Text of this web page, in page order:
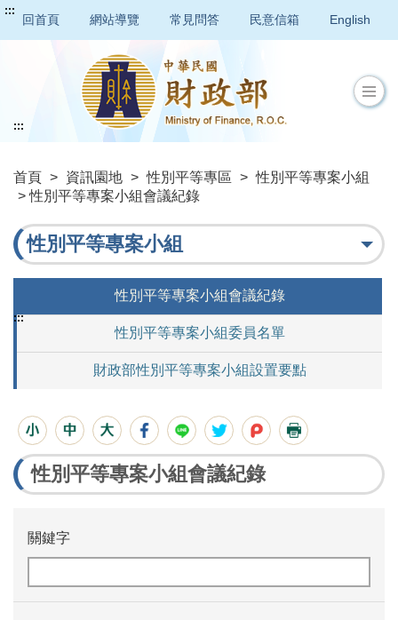
:::
回首頁 網站導覽 常見問答 民意信箱 English
首頁 > 資訊園地 > 性別平等專區 > 性別平等專案小組
> 性別平等專案小組會議紀錄
:::
性別平等專案小組
性別平等專案小組會議紀錄
性別平等專案小組委員名單
財政部性別平等專案小組設置要點
:::
性別平等專案小組會議紀錄
關鍵字